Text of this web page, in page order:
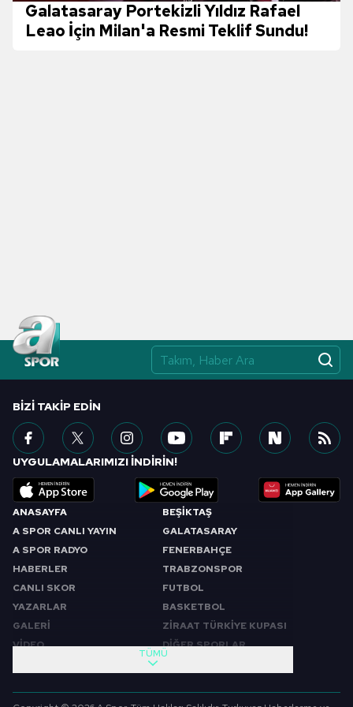
Galatasaray Portekizli Yıldız Rafael
Leao İçin Milan'a Resmi Teklif Sundu!
ANASAYFA
A SPOR CANLI YAYIN
A SPOR RADYO
HABERLER
CANLI SKOR
YAZARLAR
GALERİ
VİDEO
BEŞİKTAŞ
GALATASARAY
FENERBAHÇE
TRABZONSPOR
FUTBOL
BASKETBOL
ZİRAAT TÜRKİYE KUPASI
DİĞER SPORLAR
SABAH SPORU
FUTBOL
TÜMÜ
BIZI TAKIP EDIN
UYGULAMALARIMIZI İNDİRİN!